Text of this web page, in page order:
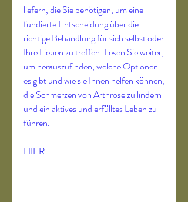
liefern, die Sie benötigen, um eine
fundierte Entscheidung über die
richtige Behandlung für sich selbst oder
Ihre Lieben zu treffen. Lesen Sie weiter,
um herauszufinden, welche Optionen
es gibt und wie sie Ihnen helfen können,
die Schmerzen von Arthrose zu lindern
und ein aktives und erfülltes Leben zu
führen.
HIER